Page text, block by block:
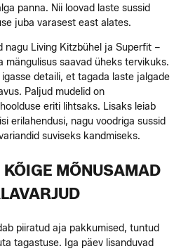
panna. Nii loovad laste sussid
juba varasest east alates.
nagu Living Kitzbühel ja Superfit –
mängulisus saavad üheks tervikuks.
detaili, et tagada laste jalgade
Paljud mudelid on
eriti lihtsaks. Lisaks leiab
erilahendusi, nagu voodriga sussid
suviseks kandmiseks.
MÕNUSAMAD
piiratud aja pakkumised, tuntud
tagastuse. Iga päev lisanduvad